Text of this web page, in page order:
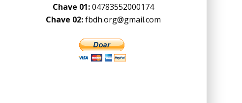
Chave 01:04783552000174
Chave 02:fbdh.org@gmail.com